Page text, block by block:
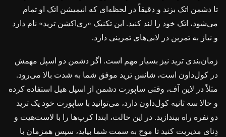
تا دشمن اتک بزند و دقیقاً در لحظه‌ای که انیمیشن اتک او تمام
می‌شود، اتک خود را لند کنید. این تکنیک «ری‌اکشن ترید» نام دارد
و نیاز به تمرین در لابی‌های تمرینی دارد.
زمان‌بندی ترید نیز بسیار مهم است. اگر دشمن دو اسپل مهمش
در کول‌داون است، شانس ترید موفق شما به شدت بالا می‌رود.
مثلاً در لاین آف، وقتی ساپورت دشمن از اسپل هیل استفاده کرده
و حالا سه ثانیه کول‌داون دارد، می‌توانید با ساپورت خود یک ترید
دو نفره راه بیندازید. در این حالت، ابتدا کرپ‌ها را با لاست‌هیت و
دِنای مدیریت کنید تا موج به سمت شما بیاید، سپس همزمان با